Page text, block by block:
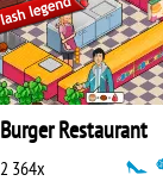
Burger Restaurant
2 364x